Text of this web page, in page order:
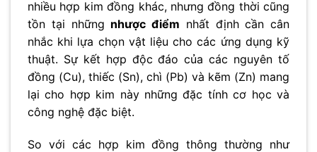
nhiều hợp kim đồng khác, nhưng đồng thời cũng
tồn tại những nhược điểm nhất định cần cân
nhắc khi lựa chọn vật liệu cho các ứng dụng kỹ
thuật. Sự kết hợp độc đáo của các nguyên tố
đồng (Cu), thiếc (Sn), chì (Pb) và kẽm (Zn) mang
lại cho hợp kim này những đặc tính cơ học và
công nghệ đặc biệt.
So với các hợp kim đồng thông thường như